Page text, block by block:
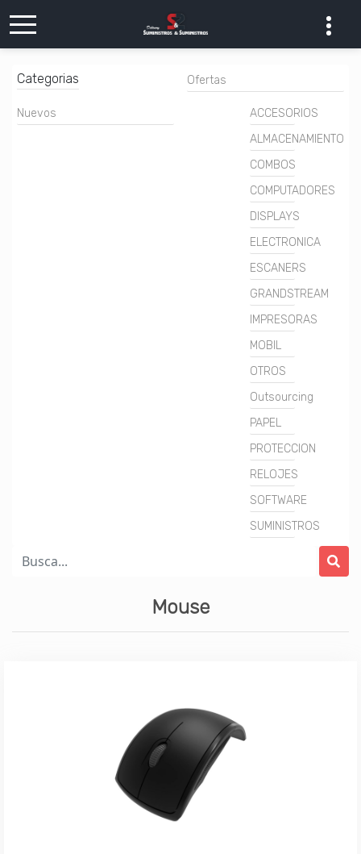
Categorias Ofertas
Nuevos
ACCESORIOS
ALMACENAMIENTO
COMBOS
COMPUTADORES
DISPLAYS
ELECTRONICA
ESCANERS
GRANDSTREAM
IMPRESORAS
MOBIL
OTROS
Outsourcing
PAPEL
PROTECCION
RELOJES
SOFTWARE
SUMINISTROS
Mouse